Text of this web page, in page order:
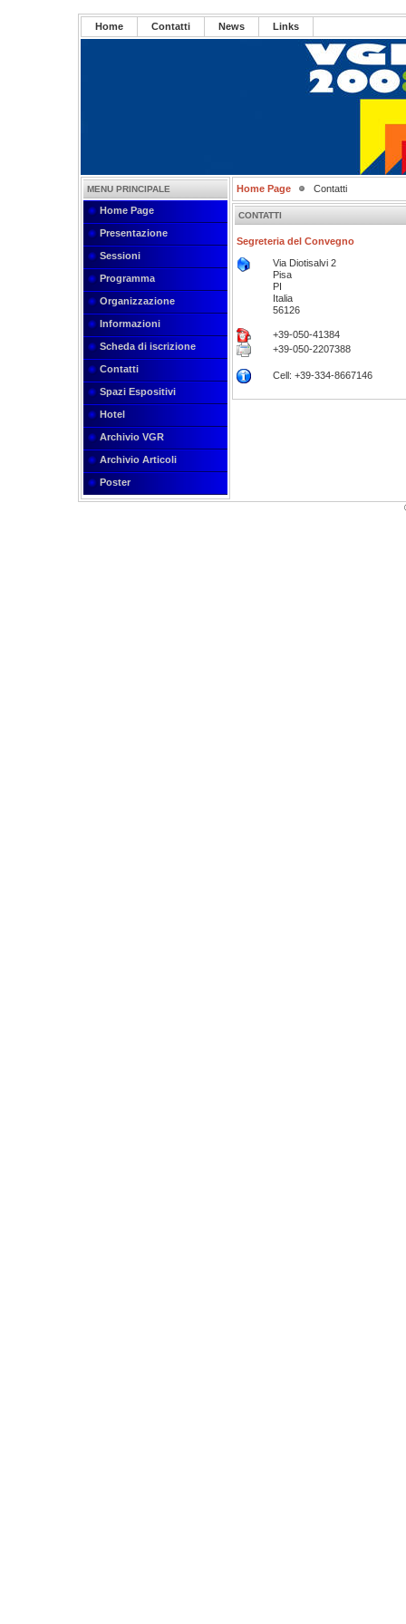
Home Contatti News Links
MENU PRINCIPALE
Home Page
Presentazione
Sessioni
Programma
Organizzazione
Informazioni
Scheda di iscrizione
Contatti
Spazi Espositivi
Hotel
Archivio VGR
Archivio Articoli
Poster
Home Page Contatti
CONTATTI
Segreteria del Convegno
Via Diotisalvi 2
Pisa
PI
Italia
56126
+39-050-41384
+39-050-2207388
Cell: +39-334-8667146